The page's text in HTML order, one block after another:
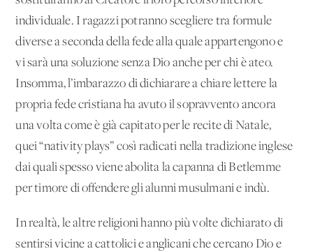
individuale. I ragazzi potranno scegliere tra formule
diverse a seconda della fede alla quale appartengono e
vi sarà una soluzione senza Dio anche per chi è ateo.
Insomma, l’imbarazzo di dichiarare a chiare lettere la
propria fede cristiana ha avuto il sopravvento ancora
una volta come è già capitato per le recite di Natale,
quei “nativity plays” così radicati nella tradizione inglese
dai quali spesso viene abolita la capanna di Betlemme
per timore di offendere gli alunni musulmani e indù.
In realtà, le altre religioni hanno più volte dichiarato di
sentirsi vicine a cattolici e anglicani che cercano Dio e